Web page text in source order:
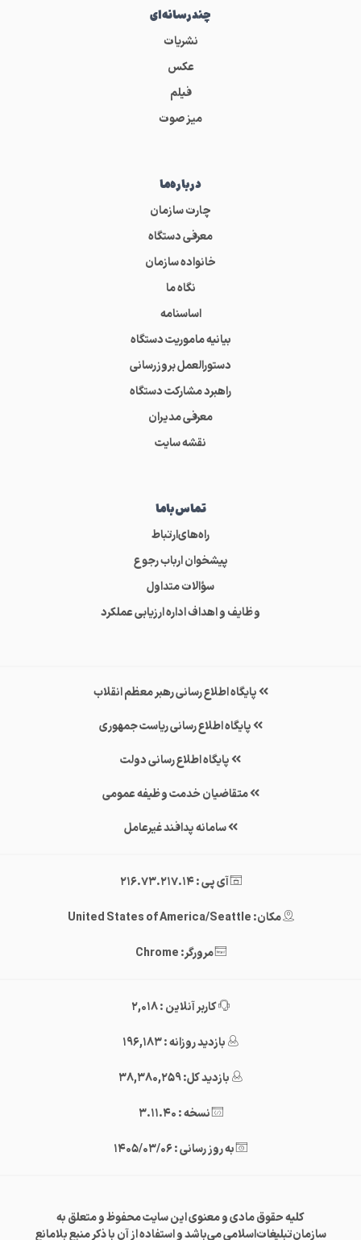
چندرسانه‌ای
نشریات
عکس
فیلم
میز صوت
درباره‌ما
چارت سازمان
معرفی دستگاه
خانواده سازمان
نگاه ما
اساسنامه
بیانیه ماموریت دستگاه
دستورالعمل بروزرسانی
راهبرد مشارکت دستگاه
معرفی مدیران
نقشه سایت
تماس‌باما
راه‌های‌ارتباط
پیشخوان ارباب رجوع
سؤالات متداول
وظایف و اهداف اداره ارزیابی عملکرد
پایگاه اطلاع رسانی رهبر معظم انقلاب
پایگاه اطلاع رسانی ریاست جمهوری
پایگاه اطلاع رسانی دولت
متقاضیان خدمت وظیفه عمومی
سامانه پدافند غیرعامل
آی پی : 216.73.217.14
مکان: United States of America/Seattle
مرورگر: Chrome
کاربر آنلاین : 2,018
بازدید روزانه : 196,183
بازدید کل: 38,380,259
نسخه : 3.11.40
به روز رسانی : 1405/03/06
کلیه حقوق مادی و معنوی این سایت محفوظ و متعلق به
سازمان‌تبلیغات‌اسلامی می‌باشد و استفاده از آن با ذکر منبع بلامانع